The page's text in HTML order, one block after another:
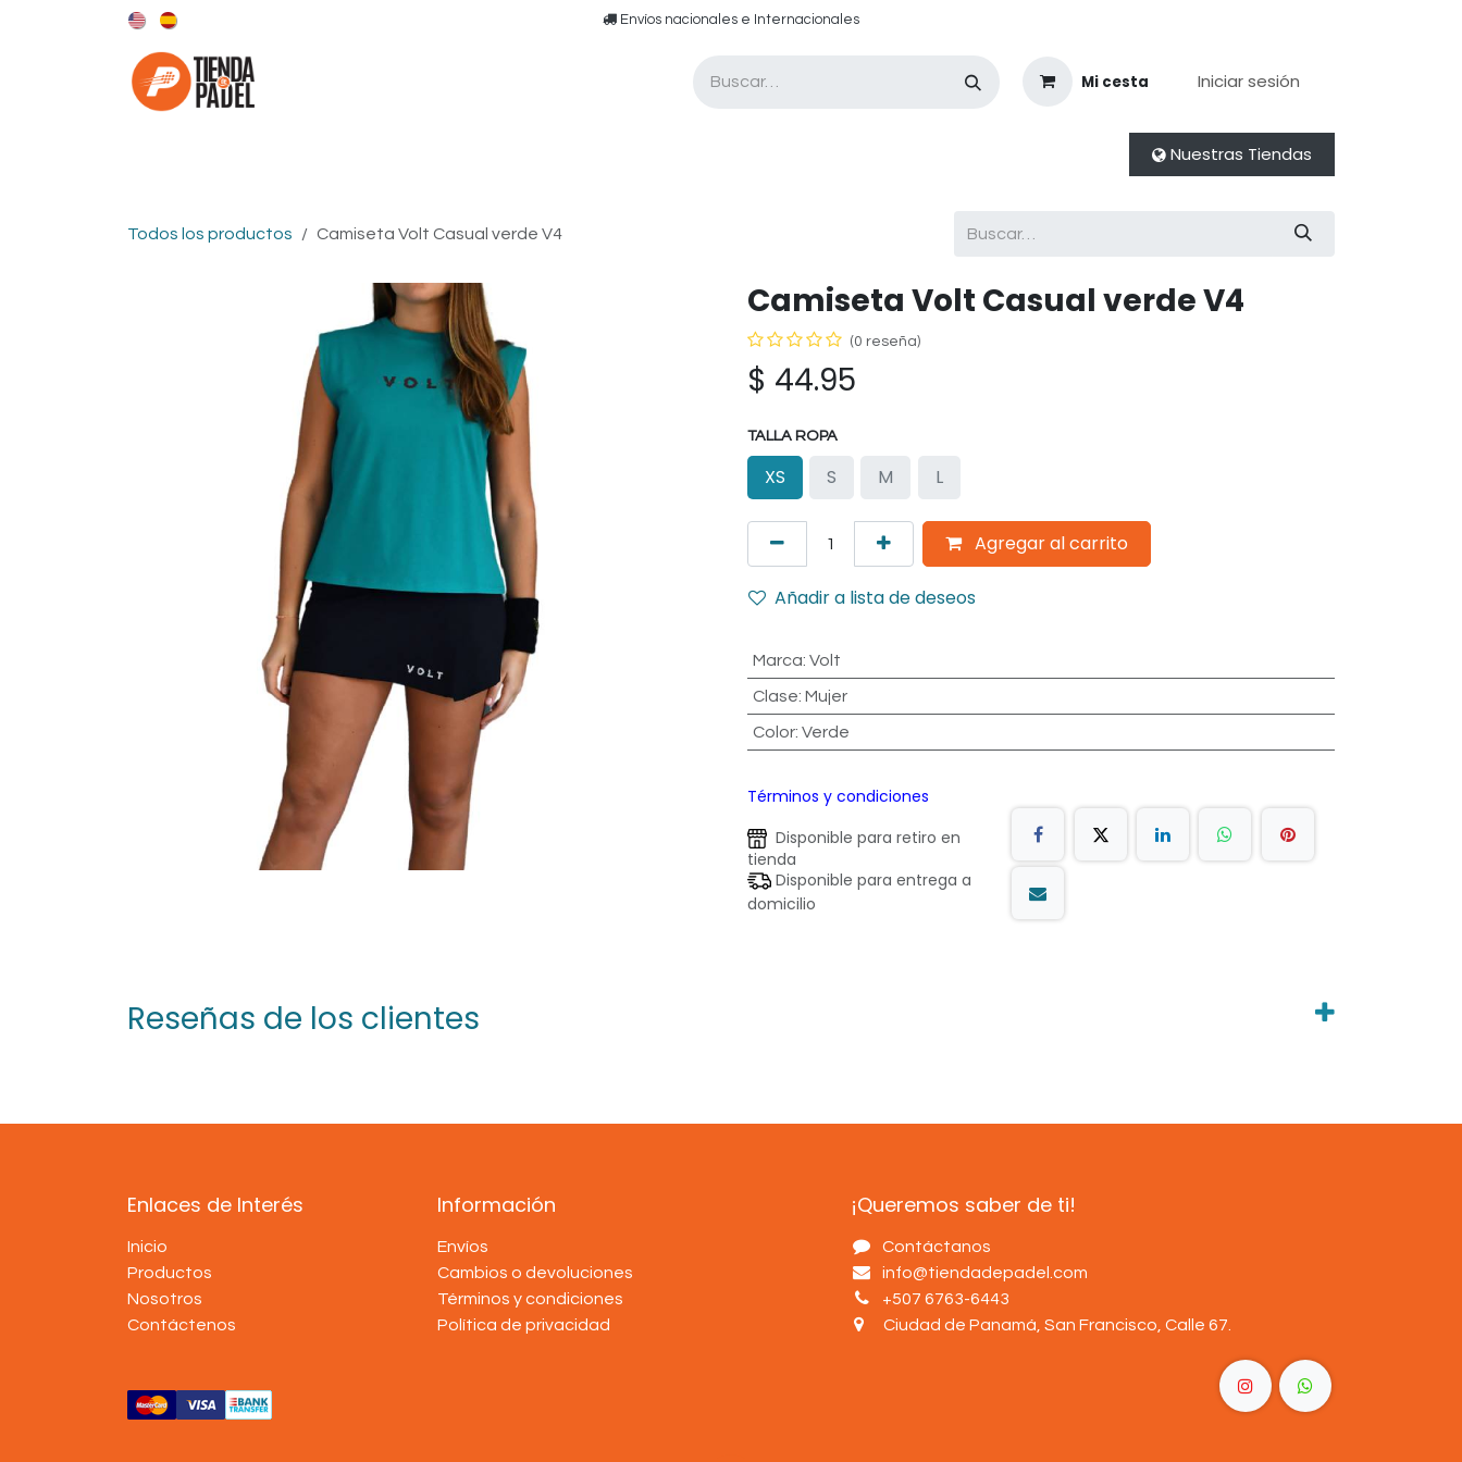
​​ E​nvíos nacionales e ​​​Internacionales​
Mi cesta Iniciar sesión
Nuestras Tiendas
Todos los productos Camiseta Volt Casual verde V4
Camiseta Volt Casual verde V4
(0 reseña)
$ 44.95
TALLA ROPA
XS S M L
Agregar al carrito
Añadir a lista de deseos
Marca: Volt
Clase: Mujer
Color: Verde
Términos y condiciones
Disponible para retiro en
tienda
Disponible para entrega a
domicilio
Reseñas de los clientes
Enlaces de Interés
Inicio
Productos
Nosotros
Contáctenos
Información
Envíos
Cambios o devoluciones
Términos y condiciones
Política de privacidad
¡Queremos saber de ti!
Contáctanos
info@tiendadepadel.com
+507 6763-6443
Ciudad de Panamá, San Francisco, Calle 67.